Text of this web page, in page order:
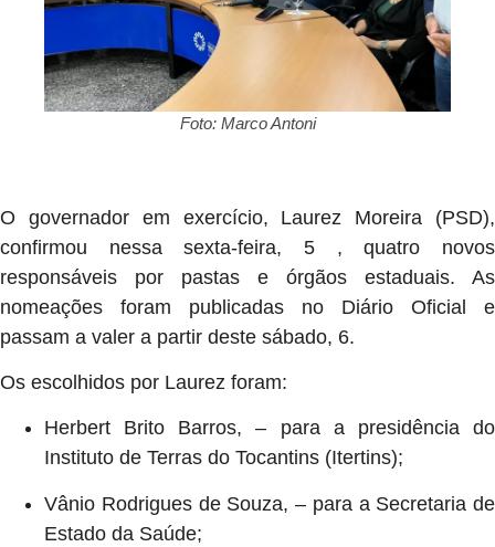
Foto: Marco Antoni
O governador em exercício, Laurez Moreira (PSD),
confirmou nessa sexta-feira, 5 , quatro novos
responsáveis por pastas e órgãos estaduais. As
nomeações foram publicadas no Diário Oficial e
passam a valer a partir deste sábado, 6.
Os escolhidos por Laurez foram:
Herbert Brito Barros, – para a presidência do
Instituto de Terras do Tocantins (Itertins);
Vânio Rodrigues de Souza, – para a Secretaria de
Estado da Saúde;